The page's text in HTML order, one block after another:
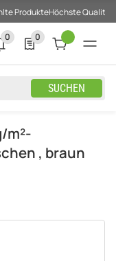
ProdukteHöchste Qualität
SUCHEN
0
neue Notifizierungen
0
0 Produkte in der
m²-
, braun